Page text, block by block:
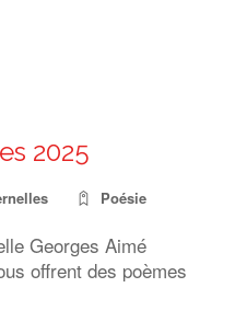
2025
Poésie
Georges Aimé
offrent des poèmes